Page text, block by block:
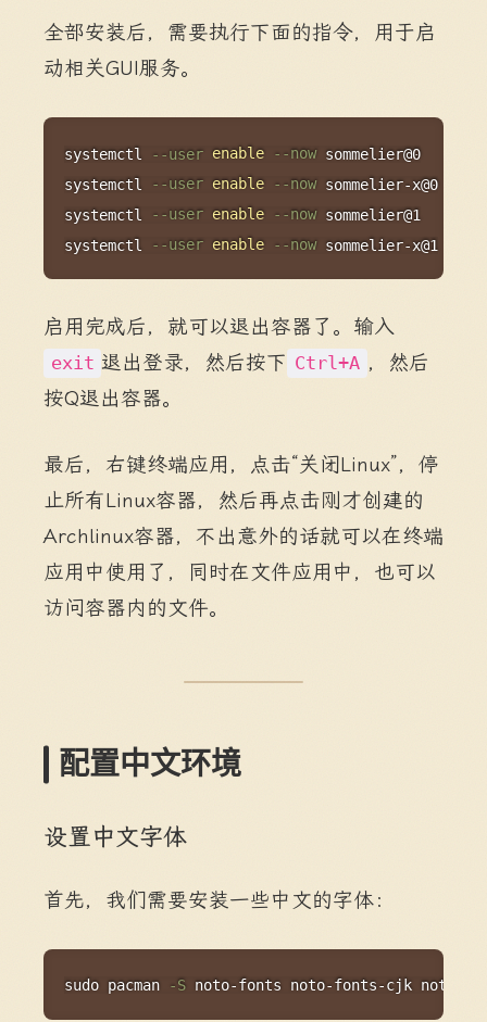
全部安装后，需要执行下面的指令，用于启
动相关GUI服务。
systemctl --user enable --now sommelier@0
systemctl
--user enable --now sommelier-x@0
systemctl
--user enable --now sommelier@1
systemctl
--user enable --now sommelier-x@1
启用完成后，就可以退出容器了。输入
exit 退出登录，然后按下 Ctrl+A ，然后
按Q退出容器。
最后，右键终端应用，点击“关闭Linux”，停
止所有Linux容器，然后再点击刚才创建的
Archlinux容器，不出意外的话就可以在终端
应用中使用了，同时在文件应用中，也可以
访问容器内的文件。
配置中文环境
设置中文字体
首先，我们需要安装一些中文的字体：
sudo pacman -S noto-fonts noto-fonts-cjk noto-
Copy